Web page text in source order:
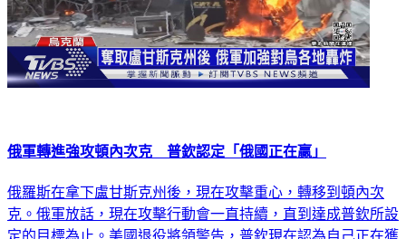
俄軍轉進強攻頓內次克 普欽認定「俄國正在贏」
俄羅斯在拿下盧甘斯克州後，現在攻擊重心，轉移到頓內次
克。俄軍放話，現在攻擊行動會一直持續，直到達成普欽所設